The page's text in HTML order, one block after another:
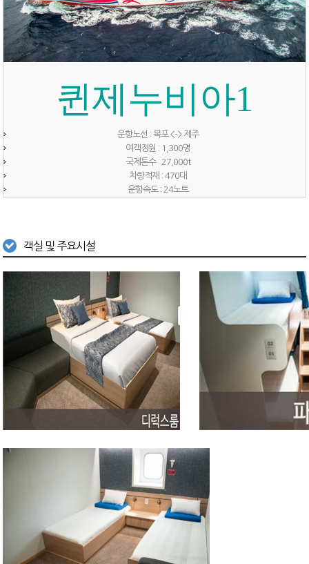
퀸제누비아1
운항노선 : 목포 <-> 제주
여객정원 : 1,300명
국제톤수 : 27,000t
차량적재 : 470대
운항속도 : 24노트
객실 및 주요시설